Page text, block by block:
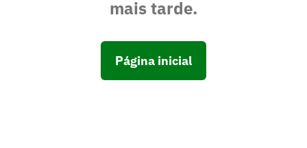
mais tarde.
Página inicial